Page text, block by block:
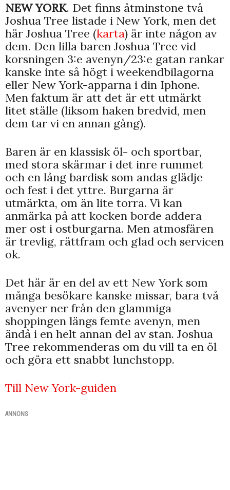
NEW YORK. Det finns åtminstone två
Joshua Tree listade i New York, men det
här Joshua Tree (karta) är inte någon av
dem. Den lilla baren Joshua Tree vid
korsningen 3:e avenyn/23:e gatan rankar
kanske inte så högt i weekendbilagorna
eller New York-apparna i din Iphone.
Men faktum är att det är ett utmärkt
litet ställe (liksom haken bredvid, men
dem tar vi en annan gång).
Baren är en klassisk öl- och sportbar,
med stora skärmar i det inre rummet
och en lång bardisk som andas glädje
och fest i det yttre. Burgarna är
utmärkta, om än lite torra. Vi kan
anmärka på att kocken borde addera
mer ost i ostburgarna. Men atmosfären
är trevlig, rättfram och glad och servicen
ok.
Det här är en del av ett New York som
många besökare kanske missar, bara två
avenyer ner från den glammiga
shoppingen längs femte avenyn, men
ändå i en helt annan del av stan. Joshua
Tree rekommenderas om du vill ta en öl
och göra ett snabbt lunchstopp.
Till New York-guiden
ANNONS